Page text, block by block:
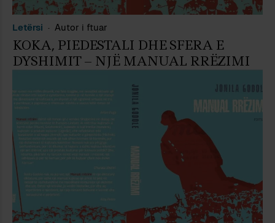
Letërsi Autor i ftuar
KOKA, PIEDESTALI DHE SFERA E
DYSHIMIT – NJË MANUAL RRËZIMI